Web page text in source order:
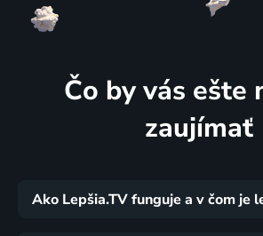
Čo by vás ešte
zaujímať
Ako Lepšia.TV funguje a v čom je